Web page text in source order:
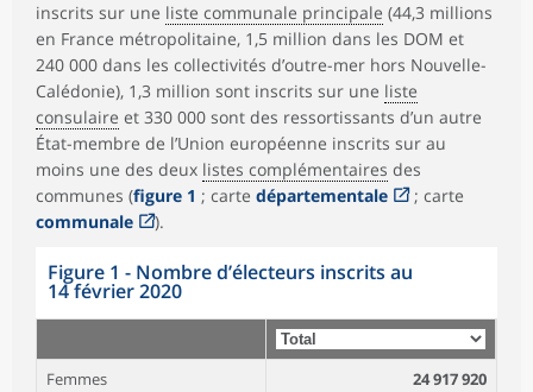
inscrits sur une liste communale principale (44,3 millions
en France métropolitaine, 1,5 million dans les DOM et
240 000 dans les collectivités d’outre-mer hors Nouvelle-
Calédonie), 1,3 million sont inscrits sur une liste
consulaire et 330 000 sont des ressortissants d’un autre
État-membre de l’Union européenne inscrits sur au
moins une des deux listes complémentaires des
communes (figure 1 ; carte départementale
; carte
communale
).
Figure 1 - Nombre d’électeurs inscrits au
14 février 2020
Femmes
24 917 920